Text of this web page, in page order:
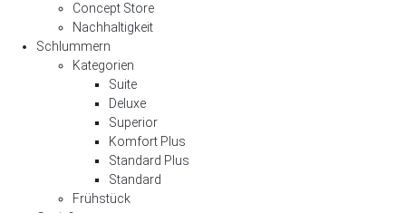
Concept Store
Nachhaltigkeit
Schlummern
Kategorien
Suite
Deluxe
Superior
Komfort Plus
Standard Plus
Standard
Frühstück